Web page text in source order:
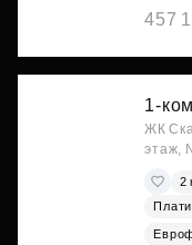
457
1-
ЖК
этаж,
2